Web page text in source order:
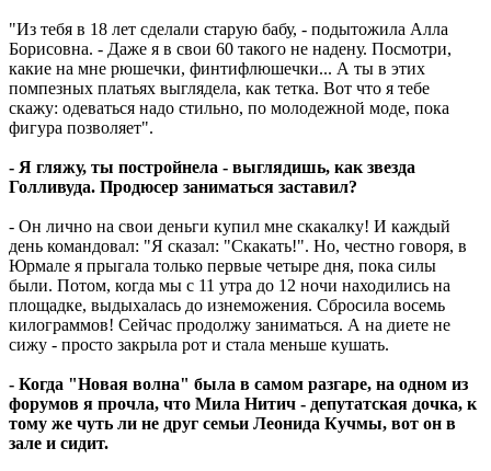
"Из тебя в 18 лет сделали старую бабу, - подытожила Алла
Борисовна. - Даже я в свои 60 такого не надену. Посмотри,
какие на мне рюшечки, финтифлюшечки... А ты в этих
помпезных платьях выглядела, как тетка. Вот что я тебе
скажу: одеваться надо стильно, по молодежной моде, пока
фигура позволяет".
- Я гляжу, ты постройнела - выглядишь, как звезда
Голливуда. Продюсер заниматься заставил?
- Он лично на свои деньги купил мне скакалку! И каждый
день командовал: "Я сказал: "Скакать!". Но, честно говоря, в
Юрмале я прыгала только первые четыре дня, пока силы
были. Потом, когда мы с 11 утра до 12 ночи находились на
площадке, выдыхалась до изнеможения. Сбросила восемь
килограммов! Сейчас продолжу заниматься. А на диете не
сижу - просто закрыла рот и стала меньше кушать.
- Когда "Новая волна" была в самом разгаре, на одном из
форумов я прочла, что Мила Нитич - депутатская дочка, к
тому же чуть ли не друг семьи Леонида Кучмы, вот он в
зале и сидит.